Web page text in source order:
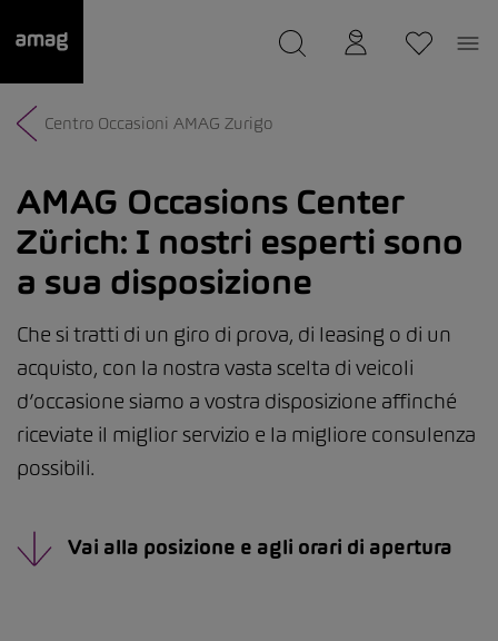
Il suo garage è stato salvato
Centro Occasioni AMAG Zurigo
AMAG Occasions Center
Zürich: I nostri esperti sono
a sua disposizione
Che si tratti di un giro di prova, di leasing o di un
acquisto, con la nostra vasta scelta di veicoli
d’occasione siamo a vostra disposizione affinché
riceviate il miglior servizio e la migliore consulenza
possibili.
Vai alla posizione e agli orari di apertura